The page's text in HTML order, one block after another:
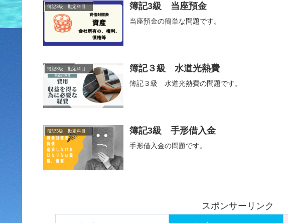
簿記3級 勘定科目 簿記3級 当座預金
当座預金の簡単な問題です。
簿記3級 勘定科目 簿記３級 水道光熱費
簿記３級 水道光熱費の問題です。
簿記3級 勘定科目 簿記3級 手形借入金
手形借入金の問題です。
スポンサーリンク